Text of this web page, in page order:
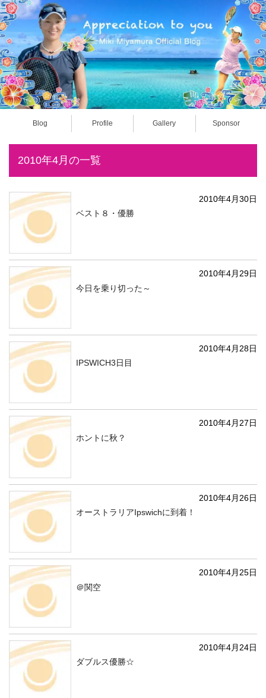
Blog Profile Gallery Sponsor
2010年4月の一覧
2010年4月30日
ベスト８・優勝
2010年4月29日
今日を乗り切った～
2010年4月28日
IPSWICH3日目
2010年4月27日
ホントに秋？
2010年4月26日
オーストラリアIpswichに到着！
2010年4月25日
＠関空
2010年4月24日
ダブルス優勝☆